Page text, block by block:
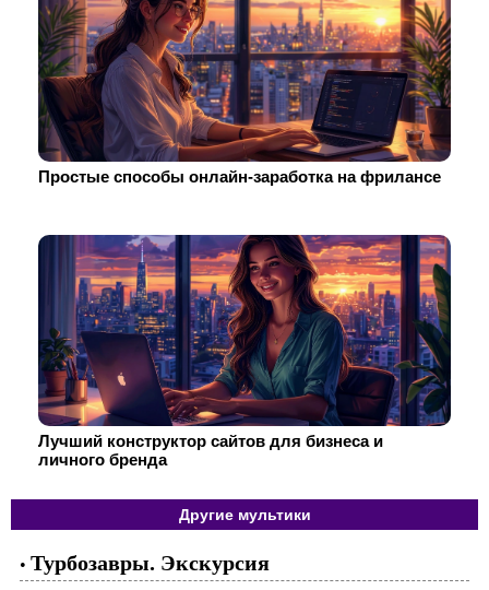
Простые способы онлайн-заработка на фрилансе
Лучший конструктор сайтов для бизнеса и
личного бренда
Другие мультики
• Турбозавры. Экскурсия